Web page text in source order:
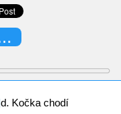
d. Kočka chodí